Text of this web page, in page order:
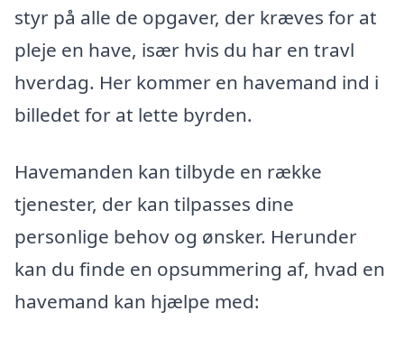
styr på alle de opgaver, der kræves for at
pleje en have, især hvis du har en travl
hverdag. Her kommer en havemand ind i
billedet for at lette byrden.
Havemanden kan tilbyde en række
tjenester, der kan tilpasses dine
personlige behov og ønsker. Herunder
kan du finde en opsummering af, hvad en
havemand kan hjælpe med: